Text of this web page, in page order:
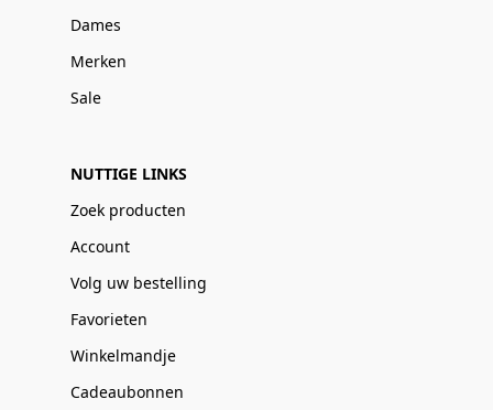
Dames
Merken
Sale
NUTTIGE LINKS
Zoek producten
Account
Volg uw bestelling
Favorieten
Winkelmandje
Cadeaubonnen